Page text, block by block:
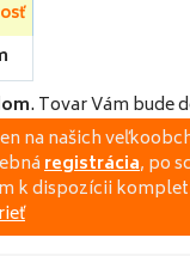
. Tovar Vám bude
na našich
registrácia, po
k dispozícii